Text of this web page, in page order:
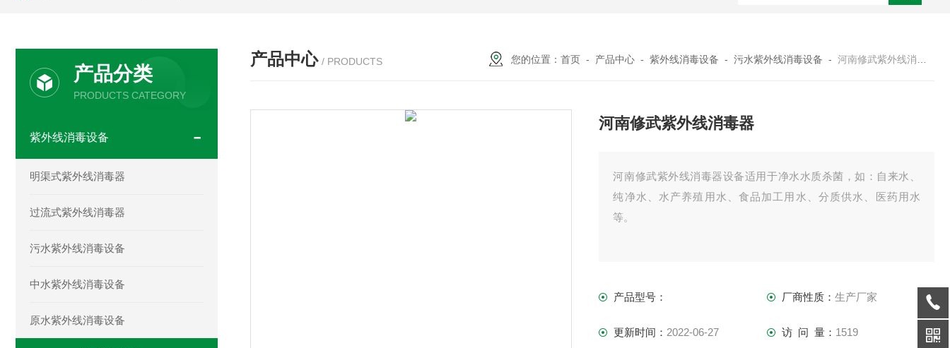
产品分类
PRODUCTS CATEGORY
紫外线消毒设备
明渠式紫外线消毒器
过流式紫外线消毒器
污水紫外线消毒设备
中水紫外线消毒设备
原水紫外线消毒设备
产品中心 / PRODUCTS 您的位置：首页 - 产品中心 -紫外线消毒设备 -污水紫外线消毒设备 -河南修武紫外线消毒器
河南修武紫外线消毒器
河南修武紫外线消毒器设备适用于净水水质杀菌，如：自来水、
纯净水、水产养殖用水、食品加工用水、分质供水、医药用水
等。
产品型号： 厂商性质： 生产厂家
更新时间： 2022-06-27 访 问 量： 1519